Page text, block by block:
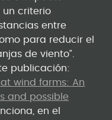
un criterio
entre
para reducir el
de viento”.
publicación:
wind farms: An
and possible
en el